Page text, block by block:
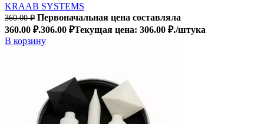
KRAAB SYSTEMS
360.00₽ Первоначальная цена составляла
360.00 ₽.306.00 ₽Текущая цена: 306.00 ₽./штука
В корзину